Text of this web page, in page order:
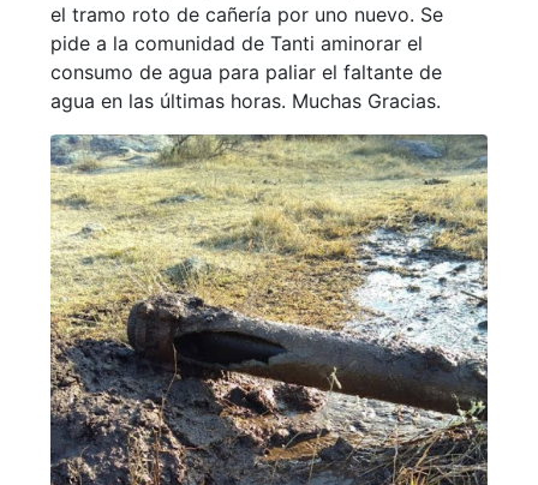
el tramo roto de cañería por uno nuevo. Se
pide a la comunidad de Tanti aminorar el
consumo de agua para paliar el faltante de
agua en las últimas horas. Muchas Gracias.